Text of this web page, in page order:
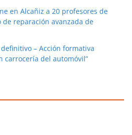
en Alcañiz a 20 profesores de
reparación avanzada de
– Acción formativa
carrocería del automóvil”